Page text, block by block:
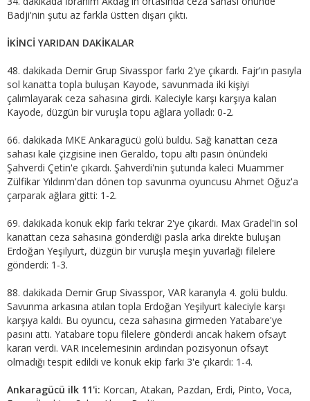
Badji'nin şutu az farkla üstten dışarı çıktı.
İKİNCİ YARIDAN DAKİKALAR
48. dakikada Demir Grup Sivasspor farkı 2'ye çıkardı. Fajr'ın pasıyla
sol kanatta topla buluşan Kayode, savunmada iki kişiyi
çalımlayarak ceza sahasına girdi. Kaleciyle karşı karşıya kalan
Kayode, düzgün bir vuruşla topu ağlara yolladı: 0-2.
66. dakikada MKE Ankaragücü golü buldu. Sağ kanattan ceza
sahası kale çizgisine inen Geraldo, topu altı pasın önündeki
Şahverdi Çetin'e çıkardı. Şahverdi'nin şutunda kaleci Muammer
Zülfikar Yıldırım'dan dönen top savunma oyuncusu Ahmet Oğuz'a
çarparak ağlara gitti: 1-2.
69. dakikada konuk ekip farkı tekrar 2'ye çıkardı. Max Gradel'in sol
kanattan ceza sahasına gönderdiği pasla arka direkte buluşan
Erdoğan Yeşilyurt, düzgün bir vuruşla meşin yuvarlağı filelere
gönderdi: 1-3.
88. dakikada Demir Grup Sivasspor, VAR kararıyla 4. golü buldu.
Savunma arkasına atılan topla Erdoğan Yeşilyurt kaleciyle karşı
karşıya kaldı. Bu oyuncu, ceza sahasına girmeden Yatabare'ye
pasını attı. Yatabare topu filelere gönderdi ancak hakem ofsayt
kararı verdi. VAR incelemesinin ardından pozisyonun ofsayt
olmadığı tespit edildi ve konuk ekip farkı 3'e çıkardı: 1-4.
Ankaragücü ilk 11'i: Korcan, Atakan, Pazdan, Erdi, Pinto, Voca,